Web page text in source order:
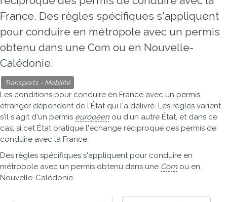
France. Des règles spécifiques s'appliquent
pour conduire en métropole avec un permis
obtenu dans une Com ou en Nouvelle-
Calédonie.
Transports - Mobilité
Les conditions pour conduire en France avec un permis
étranger dépendent de l'État qui l'a délivré. Les règles varient
s'il s'agit d'un permis européen ou d'un autre État, et dans ce
cas, si cet État pratique l'échange réciproque des permis de
conduire avec la France.
Des règles spécifiques s'appliquent pour conduire en
métropole avec un permis obtenu dans une Com ou en
Nouvelle-Calédonie.